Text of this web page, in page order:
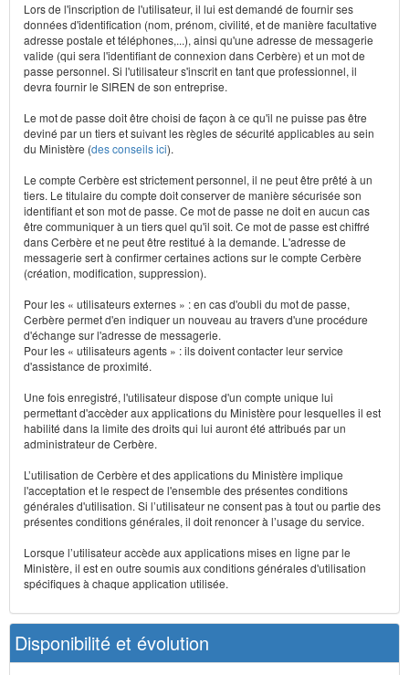
Lors de l'inscription de l'utilisateur, il lui est demandé de fournir ses
données d'identification (nom, prénom, civilité, et de manière facultative
adresse postale et téléphones,...), ainsi qu'une adresse de messagerie
valide (qui sera l'identifiant de connexion dans Cerbère) et un mot de
passe personnel. Si l'utilisateur s'inscrit en tant que professionnel, il
devra fournir le SIREN de son entreprise.
Le mot de passe doit être choisi de façon à ce qu'il ne puisse pas être
deviné par un tiers et suivant les règles de sécurité applicables au sein
du Ministère (des conseils ici).
Le compte Cerbère est strictement personnel, il ne peut être prêté à un
tiers. Le titulaire du compte doit conserver de manière sécurisée son
identifiant et son mot de passe. Ce mot de passe ne doit en aucun cas
être communiquer à un tiers quel qu'il soit. Ce mot de passe est chiffré
dans Cerbère et ne peut être restitué à la demande. L'adresse de
messagerie sert à confirmer certaines actions sur le compte Cerbère
(création, modification, suppression).
Pour les « utilisateurs externes » : en cas d'oubli du mot de passe,
Cerbère permet d'en indiquer un nouveau au travers d'une procédure
d'échange sur l'adresse de messagerie.
Pour les « utilisateurs agents » : ils doivent contacter leur service
d'assistance de proximité.
Une fois enregistré, l'utilisateur dispose d'un compte unique lui
permettant d'accèder aux applications du Ministère pour lesquelles il est
habilité dans la limite des droits qui lui auront été attribués par un
administrateur de Cerbère.
L’utilisation de Cerbère et des applications du Ministère implique
l'acceptation et le respect de l'ensemble des présentes conditions
générales d'utilisation. Si l’utilisateur ne consent pas à tout ou partie des
présentes conditions générales, il doit renoncer à l’usage du service.
Lorsque l’utilisateur accède aux applications mises en ligne par le
Ministère, il est en outre soumis aux conditions générales d'utilisation
spécifiques à chaque application utilisée.
Disponibilité et évolution